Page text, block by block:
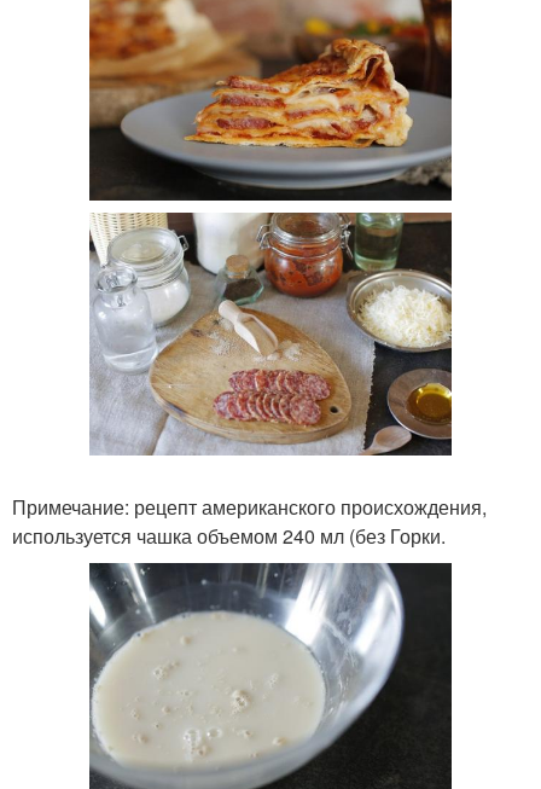
Примечание: рецепт американского происхождения,
используется чашка объемом 240 мл (без Горки.